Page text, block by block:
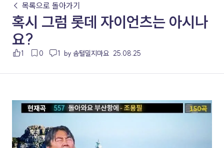
← 목록으로 돌아가기
혹시 그럼 롯데 자이언츠는 아시나
요?
1 0 1 by 솜털밀지마요 25.08.25